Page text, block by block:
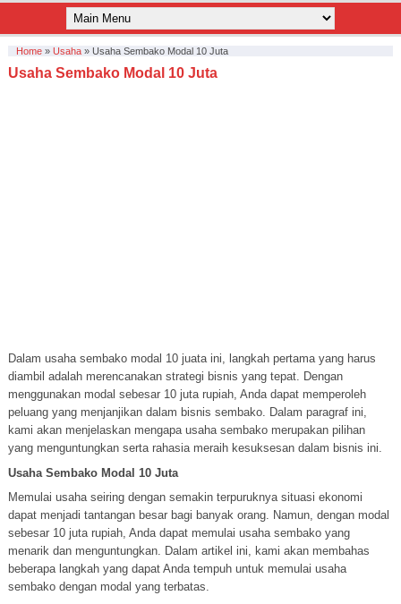
Home» Usaha» Usaha Sembako Modal 10 Juta
Usaha Sembako Modal 10 Juta
Dalam usaha sembako modal 10 juata ini, langkah pertama yang harus
diambil adalah merencanakan strategi bisnis yang tepat. Dengan
menggunakan modal sebesar 10 juta rupiah, Anda dapat memperoleh
peluang yang menjanjikan dalam bisnis sembako. Dalam paragraf ini,
kami akan menjelaskan mengapa usaha sembako merupakan pilihan
yang menguntungkan serta rahasia meraih kesuksesan dalam bisnis ini.
Usaha Sembako Modal 10 Juta
Memulai usaha seiring dengan semakin terpuruknya situasi ekonomi
dapat menjadi tantangan besar bagi banyak orang. Namun, dengan modal
sebesar 10 juta rupiah, Anda dapat memulai usaha sembako yang
menarik dan menguntungkan. Dalam artikel ini, kami akan membahas
beberapa langkah yang dapat Anda tempuh untuk memulai usaha
sembako dengan modal yang terbatas.